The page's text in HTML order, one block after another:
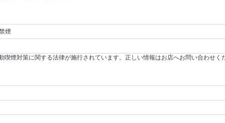
煙
煙対策に関する法律が施行されています。正しい情報はお店へお問い合わせく